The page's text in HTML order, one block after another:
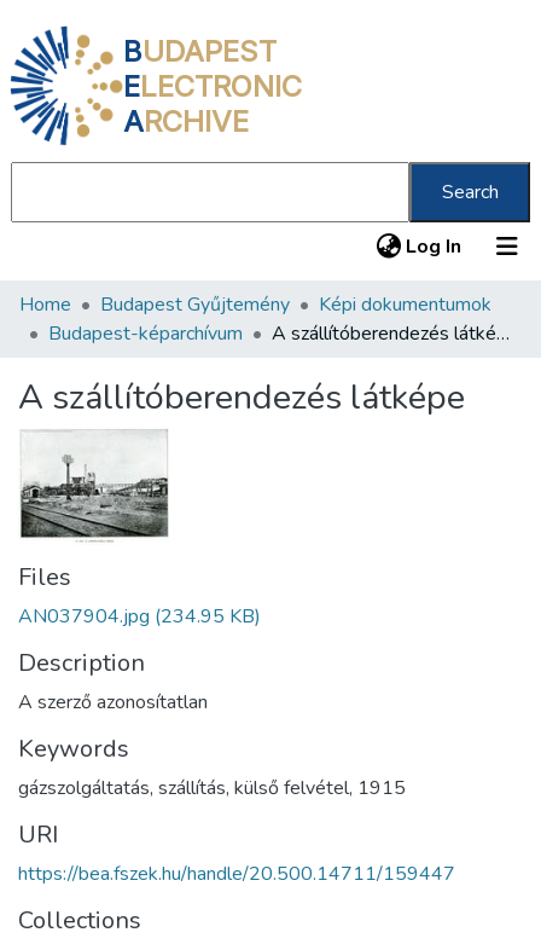
BUDAPEST
ELECTRONIC
ARCHIVE
Search
Log In (current)
Communities & Collections
Statistics
About us
Home Budapest Gyűjtemény
Képi dokumentumok
Budapest-képarchívum
A szállítóberendezés látképe
A szállítóberendezés látképe
Files
AN037904.jpg (234.95 KB)
Description
A szerző azonosítatlan
Keywords
gázszolgáltatás, szállítás, külső felvétel, 1915
URI
https://bea.fszek.hu/handle/20.500.14711/159447
Collections